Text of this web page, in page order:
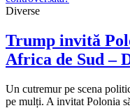
Diverse
Trump invită
Africa de Sud –
Un cutremur pe scena
pe mulți. A invitat Polonia